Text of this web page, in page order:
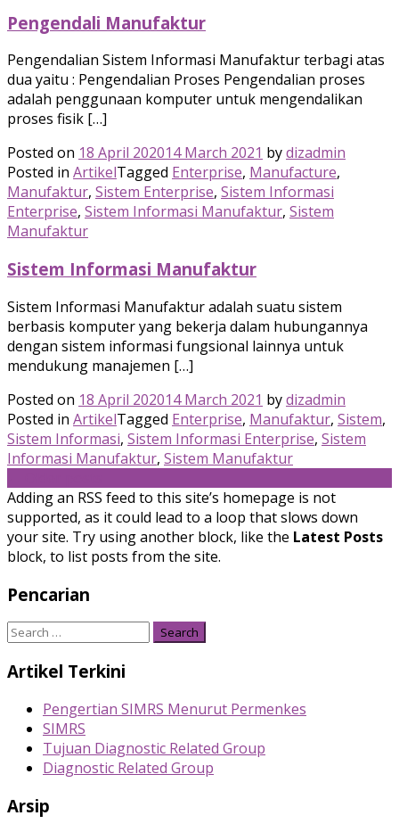
Pengendali Manufaktur
Pengendalian Sistem Informasi Manufaktur terbagi atas
dua yaitu : Pengendalian Proses Pengendalian proses
adalah penggunaan komputer untuk mengendalikan
proses fisik […]
Posted on 18 April 202014 March 2021 bydizadmin
Posted in ArtikelTagged Enterprise, Manufacture,
Manufaktur, Sistem Enterprise, Sistem Informasi
Enterprise, Sistem Informasi Manufaktur, Sistem
Manufaktur
Sistem Informasi Manufaktur
Sistem Informasi Manufaktur adalah suatu sistem
berbasis komputer yang bekerja dalam hubungannya
dengan sistem informasi fungsional lainnya untuk
mendukung manajemen […]
Posted on 18 April 202014 March 2021 bydizadmin
Posted in ArtikelTagged Enterprise, Manufaktur, Sistem,
Sistem Informasi, Sistem Informasi Enterprise, Sistem
Informasi Manufaktur, Sistem Manufaktur
navigation
Adding an RSS feed to this site’s homepage is not
supported, as it could lead to a loop that slows down
your site. Try using another block, like the Latest Posts
block, to list posts from the site.
Pencarian
Search
Artikel Terkini
Pengertian SIMRS Menurut Permenkes
SIMRS
Tujuan Diagnostic Related Group
Diagnostic Related Group
Arsip